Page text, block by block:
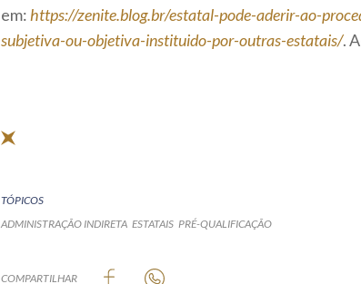
em: https://zenite.blog.br/estatal-pode-aderir-ao-
subjetiva-ou-objetiva-instituido-por-outras-estatais/.
TÓPICOS
ADMINISTRAÇÃO INDIRETA ESTATAIS PRÉ-QUALIFICAÇÃO
COMPARTILHAR